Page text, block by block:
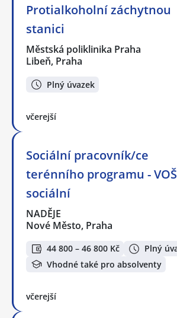
Protialkoholní záchytnou
stanici
Městská poliklinika Praha
Libeň, Praha
Plný úvazek
včerejší
Sociální pracovník/ce
terénního programu -
sociální
NADĚJE
Nové Město, Praha
44 800 – 46 800 Kč
Plný
Vhodné také pro absolventy
včerejší